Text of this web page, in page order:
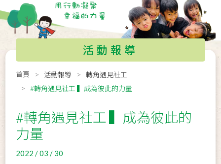
活動報導
首頁 活動報導
轉角遇見社工
#轉角遇見社工 ▍成為彼此的力量
#轉角遇見社工 ▍成為彼此的
力量
2022 / 03 / 30